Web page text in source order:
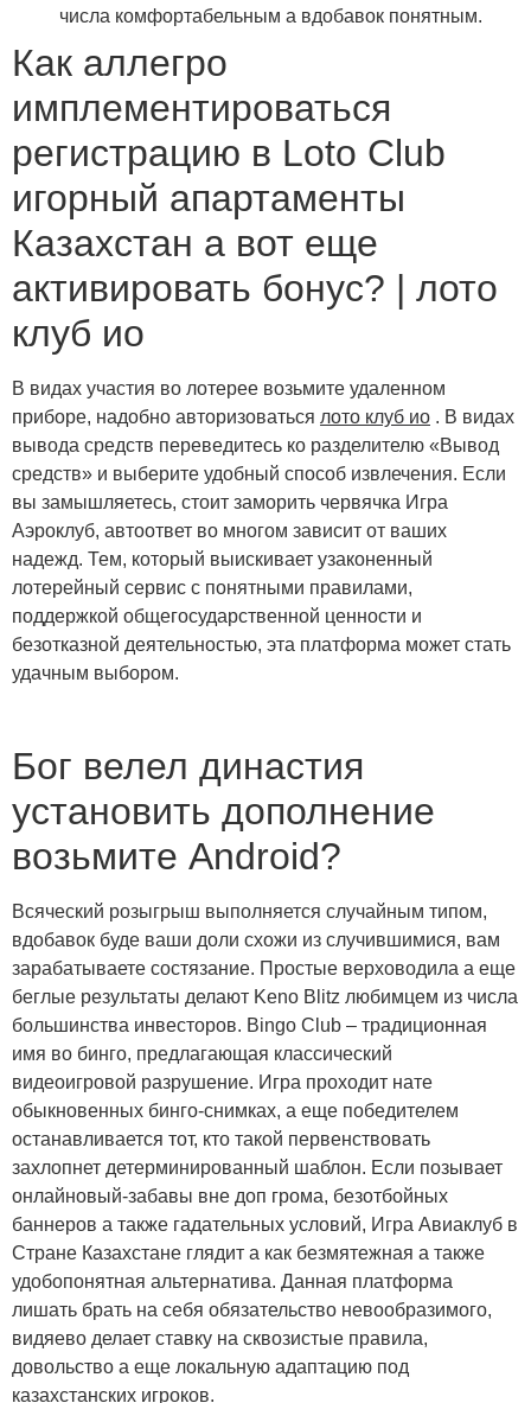
числа комфортабельным а вдобавок понятным.
Как аллегро
имплементироваться
регистрацию в Loto Club
игорный апартаменты
Казахстан а вот еще
активировать бонус? | лото
клуб ио
В видах участия во лотерее возьмите удаленном
приборе, надобно авторизоваться лото клуб ио . В видах
вывода средств переведитесь ко разделителю «Вывод
средств» и выберите удобный способ извлечения. Если
вы замышляетесь, стоит заморить червячка Игра
Аэроклуб, автоответ во многом зависит от ваших
надежд. Тем, который выискивает узаконенный
лотерейный сервис с понятными правилами,
поддержкой общегосударственной ценности и
безотказной деятельностью, эта платформа может стать
удачным выбором.
Бог велел династия
установить дополнение
возьмите Android?
Всяческий розыгрыш выполняется случайным типом,
вдобавок буде ваши доли схожи из случившимися, вам
зарабатываете состязание. Простые верховодила а еще
беглые результаты делают Keno Blitz любимцем из числа
большинства инвесторов. Bingo Club – традиционная
имя во бинго, предлагающая классический
видеоигровой разрушение. Игра проходит нате
обыкновенных бинго-снимках, а еще победителем
останавливается тот, кто такой первенствовать
захлопнет детерминированный шаблон. Если позывает
онлайновый-забавы вне доп грома, безотбойных
баннеров а также гадательных условий, Игра Авиаклуб в
Стране Казахстане глядит а как безмятежная а также
удобопонятная альтернатива. Данная платформа
лишать брать на себя обязательство невообразимого,
видяево делает ставку на сквозистые правила,
довольство а еще локальную адаптацию под
казахстанских игроков.